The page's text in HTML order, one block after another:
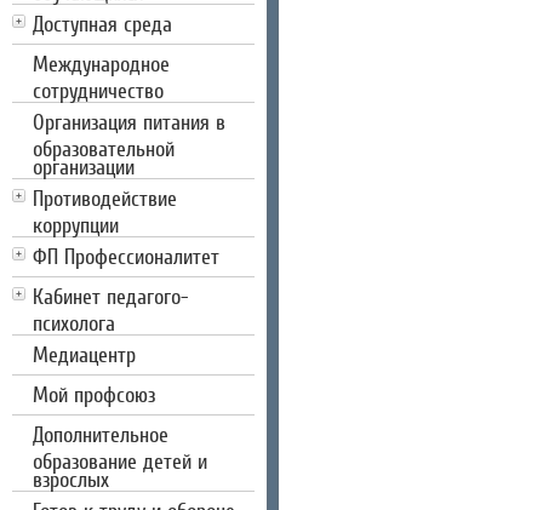
Доступная среда
Международное
сотрудничество
Организация питания в
образовательной
организации
Противодействие
коррупции
ФП Профессионалитет
Кабинет педагого-
психолога
Медиацентр
Мой профсоюз
Дополнительное
образование детей и
взрослых